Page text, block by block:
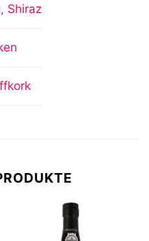
, Shiraz